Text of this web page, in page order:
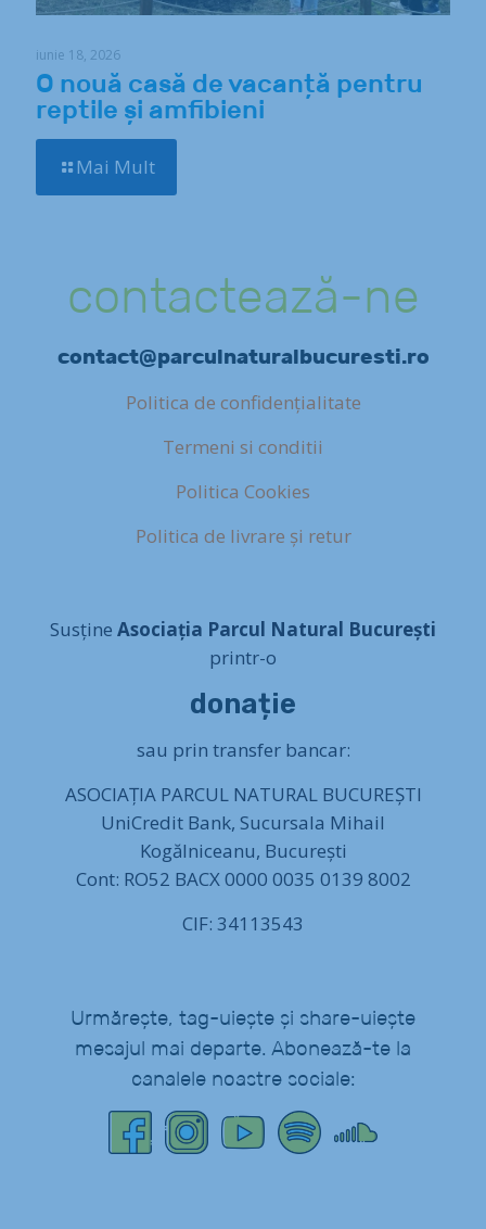
iunie 18, 2026
O nouă casă de vacanță pentru
reptile și amfibieni
Mai Mult
contactează-ne
contact@parculnaturalbucuresti.ro
Politica de confidențialitate
Termeni si conditii
Politica Cookies
Politica de livrare și retur
Susține Asociația Parcul Natural București
printr-o
donație
sau prin transfer bancar:
ASOCIAȚIA PARCUL NATURAL BUCUREȘTI
UniCredit Bank, Sucursala Mihail
Kogălniceanu, București
Cont: RO52 BACX 0000 0035 0139 8002
CIF: 34113543
Urmărește, tag-uiește și share-uiește
mesajul mai departe. Abonează-te la
canalele noastre sociale: